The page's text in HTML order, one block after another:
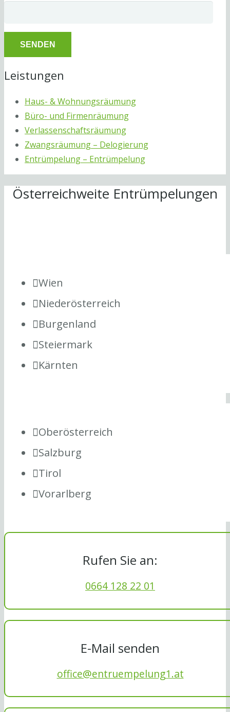
Leistungen
Haus- & Wohnungsräumung
Büro- und Firmenräumung
Verlassenschaftsräumung
Zwangsräumung – Delogierung
Entrümpelung – Entrümpelung
Österreichweite Entrümpelungen
Wien
Niederösterreich
Burgenland
Steiermark
Kärnten
Oberösterreich
Salzburg
Tirol
Vorarlberg
Rufen Sie an:
0664 128 22 01
E-Mail senden
office@entruempelung1.at